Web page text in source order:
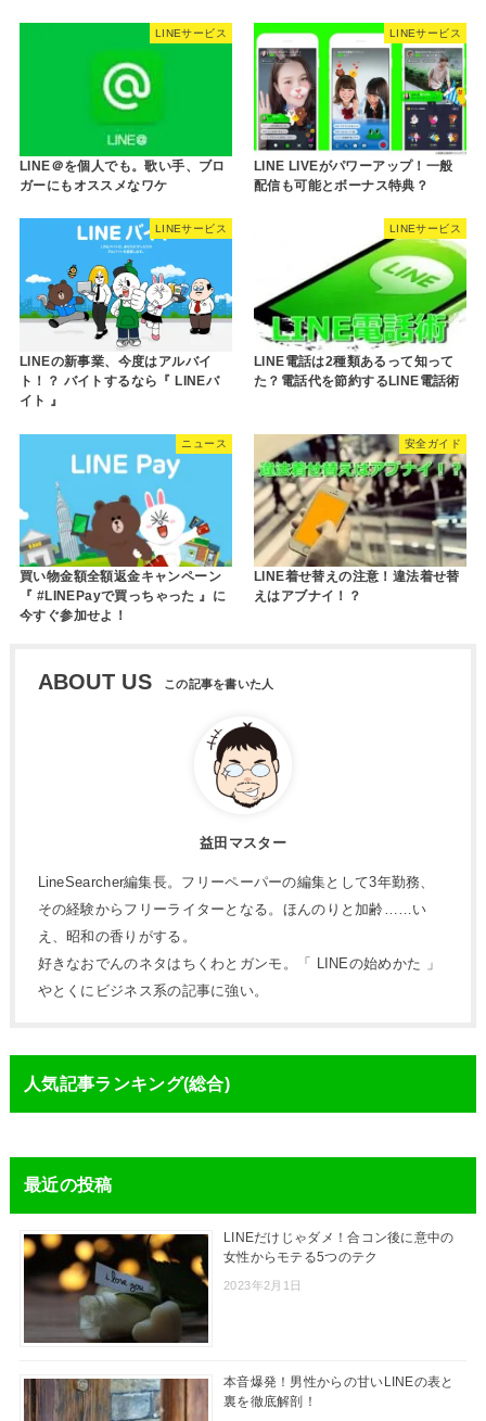
LINEサービス
LINE＠を個人でも。歌い手、ブロ
ガーにもオススメなワケ
LINEサービス
LINE LIVEがパワーアップ！一般
配信も可能とボーナス特典？
LINEサービス
LINEの新事業、今度はアルバイ
ト！？ バイトするなら『 LINEバ
イト 』
LINEサービス
LINE電話は2種類あるって知って
た？電話代を節約するLINE電話術
ニュース
買い物金額全額返金キャンペーン
『 #LINEPayで買っちゃった 』に
今すぐ参加せよ！
安全ガイド
LINE着せ替えの注意！違法着せ替
えはアブナイ！？
ABOUT US
益田マスター
LineSearcher編集長。フリーペーパーの編集として3年勤務、
その経験からフリーライターとなる。ほんのりと加齢……い
え、昭和の香りがする。
好きなおでんのネタはちくわとガンモ。「 LINEの始めかた 」
やとくにビジネス系の記事に強い。
人気記事ランキング(総合)
最近の投稿
LINEだけじゃダメ！合コン後に意中の
女性からモテる5つのテク
2023年2月1日
本音爆発！男性からの甘いLINEの表と
裏を徹底解剖！